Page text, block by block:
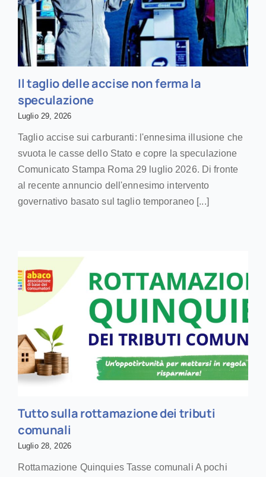
Il taglio delle accise non ferma la
speculazione
Luglio 29, 2026
Taglio accise sui carburanti: l'ennesima illusione che
svuota le casse dello Stato e copre la speculazione
Comunicato Stampa Roma 29 luglio 2026. Di fronte
al recente annuncio dell'ennesimo intervento
governativo basato sul taglio temporaneo [...]
Tutto sulla rottamazione dei tributi
comunali
Luglio 28, 2026
Rottamazione Quinquies Tasse comunali A pochi